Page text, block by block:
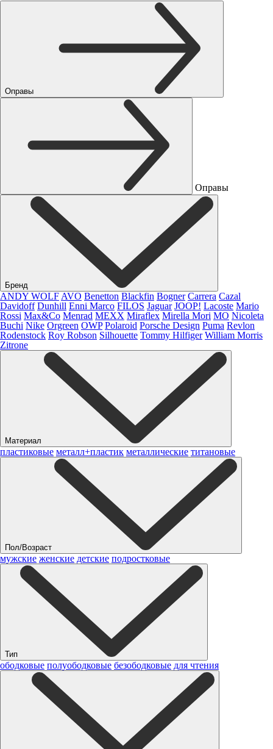
Оправы
Оправы
Бренд
ANDY WOLF AVO Benetton Blackfin Bogner Carrera Cazal
Davidoff Dunhill Enni Marco FILOS Jaguar JOOP! Lacoste Mario
Rossi Max&Co Menrad MEXX Miraflex Mirella Mori MO Nicoleta
Buchi Nike Orgreen OWP Polaroid Porsche Design Puma Revlon
Rodenstock Roy Robson Silhouette Tommy Hilfiger William Morris
Zitrone
Материал
пластиковые металл+пластик металлические титановые
Пол/Возраст
мужские женские детские подростковые
Тип
ободковые полуободковые безободковые для чтения